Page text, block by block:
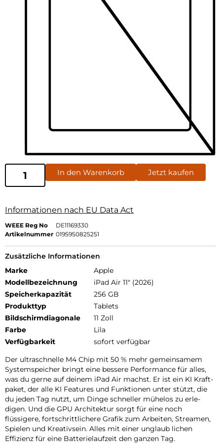
In den Warenkorb Jetzt kaufen
Informationen nach EU Data Act
WEEE Reg No
DE11169330
Artikelnummer 0195950825251
Zusätzliche Informationen
Marke
Apple
Modellbezeichnung
iPad Air 11" (2026)
Speicherkapazität
256 GB
Produkttyp
Tablets
Bildschirmdiagonale
11 Zoll
Farbe
Lila
Verfügbarkeit
sofort verfügbar
Der ultra­schnelle M4 Chip mit 50 % mehr gemein­samem
Systemspeicher bringt eine bessere Per­for­mance für alles,
was du gerne auf deinem iPad Air machst. Er ist ein KI Kraft­
paket, der alle KI Features und Funk­tionen unter stützt, die
du jeden Tag nutzt, um Dinge schneller mühelos zu erle­
digen. Und die GPU Archi­tektur sorgt für eine noch
flüssigere, fort­schritt­lichere Grafik zum Arbeiten, Streamen,
Spielen und Kreativ­sein. Alles mit einer unglaub lichen
Effizienz für eine Batterie­laufzeit den ganzen Tag.